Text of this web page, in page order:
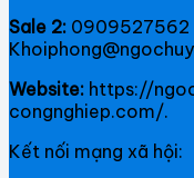
Sale 2:
Website: https://
congnghiep.com/.
Kết nối mạng xã hội: